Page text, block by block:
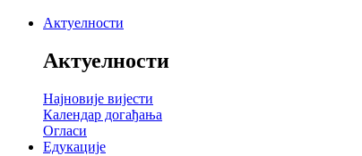
Актуелности
Актуелности
Најновије вијести
Календар догађања
Огласи
Едукације